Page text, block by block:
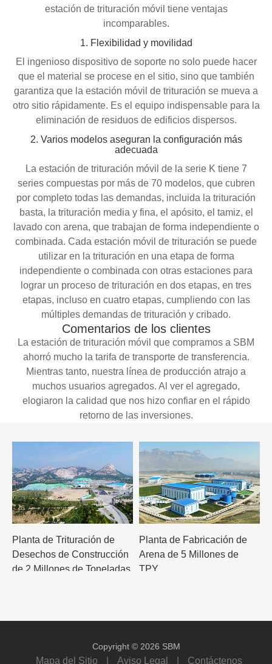
estación de trituración móvil tiene ventajas
incomparables.
1. Flexibilidad y movilidad
El ingenioso dispositivo de soporte no solo puede hacer
que el material se procese en el sitio, sino que también
garantiza que la estación móvil de trituración se mueva a
otro sitio rápidamente. Es el equipo indispensable para la
eliminación de residuos de edificios dispersos.
2. Varios modelos aseguran la configuración más
adecuada
La estación de trituración móvil de la serie K tiene 7
series compuestas por más de 70 modelos, que cubren
por completo todas las demandas, incluida la trituración
basta, la trituración media y fina, el apósito, el tamiz, el
lavado con arena, que trabajan de forma independiente o
combinada. Cada estación móvil de trituración se puede
utilizar en la trituración en una etapa de forma
independiente o combinada con otras estaciones para
lograr un proceso de trituración en dos etapas, en tres
etapas, incluso en cuatro etapas, cumpliendo con las
múltiples demandas de trituración y cribado.
Comentarios de los clientes
La estación de trituración móvil que compramos a SBM
ahorró mucho la tarifa de transporte de transferencia.
Mientras tanto, nuestra línea de producción atrajo a
muchos usuarios agregados. Al ver el agregado,
elogiaron la calidad que nos hizo confiar en el rápido
retorno de las inversiones.
Planta de Trituración de
Desechos de Construcción
de 2 Millones de Toneladas
Planta de Fabricación de
Arena de 5 Millones de
TPY
Copyright © 2026 SBM
Mapa del Sitio Aviso Legal Contáctenos